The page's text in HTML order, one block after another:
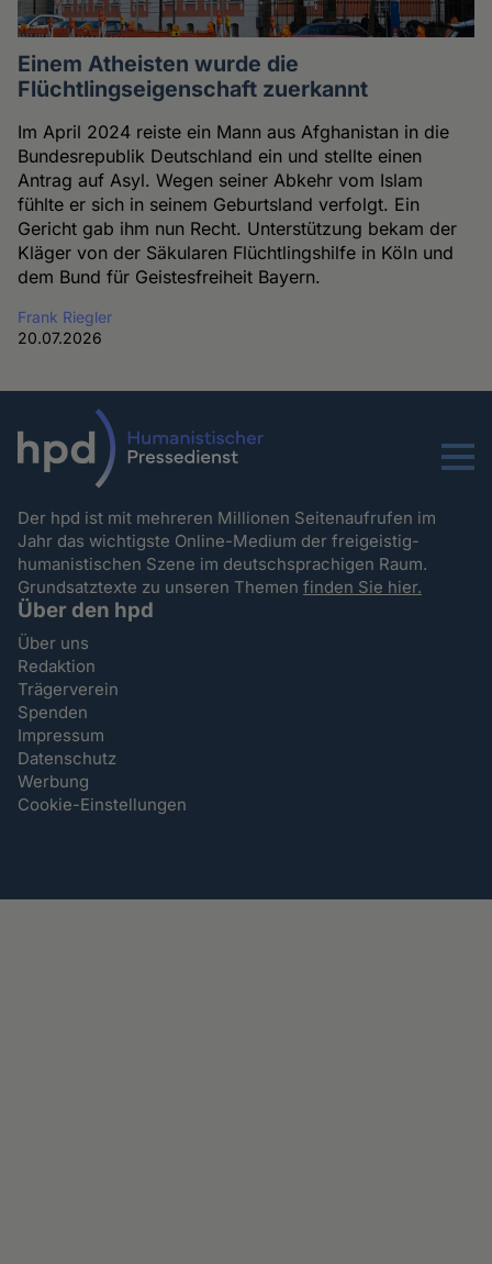
Einem Atheisten wurde die
Flüchtlingseigenschaft zuerkannt
Im April 2024 reiste ein Mann aus Afghanistan in die
Bundesrepublik Deutschland ein und stellte einen
Antrag auf Asyl. Wegen seiner Abkehr vom Islam
fühlte er sich in seinem Geburtsland verfolgt. Ein
Gericht gab ihm nun Recht. Unterstützung bekam der
Kläger von der Säkularen Flüchtlingshilfe in Köln und
dem Bund für Geistesfreiheit Bayern.
Frank Riegler
20.07.2026
Menu
Der hpd ist mit mehreren Millionen Seitenaufrufen im
Jahr das wichtigste Online-Medium der freigeistig-
humanistischen Szene im deutschsprachigen Raum.
Grundsatztexte zu unseren Themenfinden Sie hier.
Über den hpd
Über uns
Redaktion
Trägerverein
Spenden
Impressum
Datenschutz
Werbung
Cookie-Einstellungen